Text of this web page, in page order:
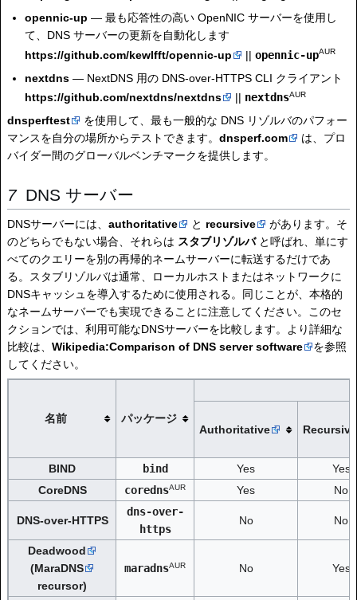
opennic-up — 最も応答性の高い OpenNIC サーバーを使用し
て、DNS サーバーの更新を自動化します
https://github.com/kewlfft/opennic-up
||opennic-upAUR
nextdns — NextDNS 用の DNS-over-HTTPS CLI クライアント
https://github.com/nextdns/nextdns
|| nextdnsAUR
dnsperftest
を使用して、最も一般的な DNS リゾルバのパフォー
マンスを自分の場所からテストできます。 dnsperf.com
は、プロ
バイダー間のグローバルベンチマークを提供します。
DNS サーバー
DNSサーバーには、 authoritative と recursive
があります。そ
のどちらでもない場合、それらは スタブリゾルバと呼ばれ、単にす
べてのクエリーを別の再帰的ネームサーバーに転送するだけであ
る。スタブリゾルバは通常、ローカルホストまたはネットワークに
DNSキャッシュを導入するために使用される。同じことが、本格的
なネームサーバーでも実現できることに注意してください。このセ
クションでは、利用可能なDNSサーバーを比較します。より詳細な
比較は、 Wikipedia:Comparison of DNS server software
を参照
してください。
名前 パッケージ
Authoritative Recursive
BIND bind Yes
Yes
CoreDNS
corednsAUR Yes No
DNS-over-HTTPS
dns-over-
https
No No
Deadwood
(MaraDNS
recursor)
maradnsAUR No Yes